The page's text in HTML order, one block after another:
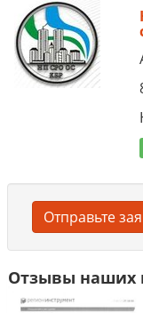
Отправьте
Отзывы наших